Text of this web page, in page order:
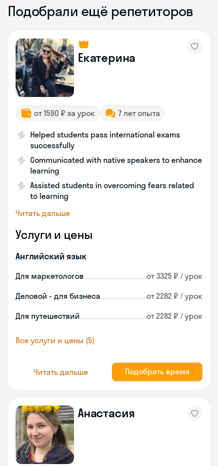
Подобрали ещё репетиторов
Екатерина
от 1590 ₽ за урок 7 лет опыта
Helped students pass international exams
successfully
Communicated with native speakers to enhance
learning
Assisted students in overcoming fears related
to learning
Читать дальше
Услуги и цены
Английский язык
Для маркетологов от 3325 ₽ / урок
Деловой - для бизнеса от 2282 ₽ / урок
Для путешествий от 2282 ₽ / урок
Все услуги и цены (5)
Читать дальше Подобрать время
Анастасия